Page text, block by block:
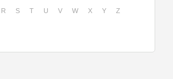
R S T U V W X Y Z